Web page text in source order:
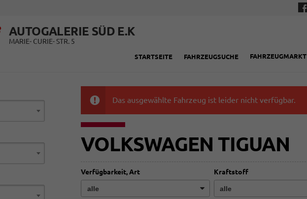
AUTOGALERIE SÜD E.K
MARIE- CURIE- STR. 5
STARTSEITE FAHRZEUGSUCHE FAHRZEUGMARKT
Das ausgewählte Fahrzeug ist leider nicht verfügbar.
VOLKSWAGEN TIGUAN
Verfügbarkeit, Art Kraftstoff